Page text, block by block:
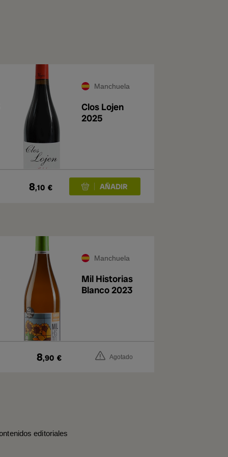
Manchuela
Clos Lojen
2025
8,10 €
Manchuela
Mil Historias
Blanco 2023
8,90 € Agotado
editoriales